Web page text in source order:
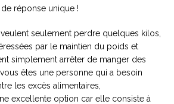
de réponse unique !
seulement perdre quelques kilos,
par le maintien du poids et
simplement arrêter de manger des
êtes une personne qui a besoin
les excès alimentaires,
excellente option car elle consiste à